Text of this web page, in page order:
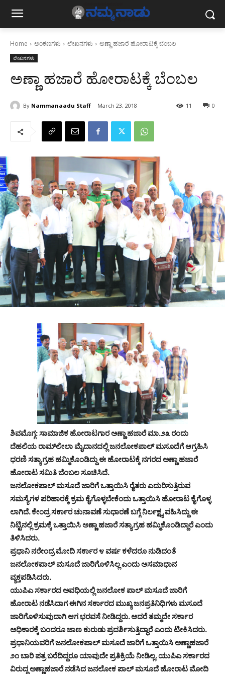
Home ಅಂಕಣಗಳು ಲೇಖನಗಳು ಅಣ್ಣಾ ಹಜಾರೆ ಹೋರಾಟಕ್ಕೆ ಬೆಂಬಲ
ಲೇಖನಗಳು
ಅಣ್ಣಾ ಹಜಾರೆ ಹೋರಾಟಕ್ಕೆ ಬೆಂಬಲ
By Nammanaadu Staff March 23, 2018 0
11
ಶಿವಮೊಗ್ಗ: ಸಾಮಾಜಿಕ ಹೋರಾಟಗಾರ ಅಣ್ಣಾ ಹಜಾರೆ ಮಾ.೨೩ ರಂದು
ದೆಹಲಿಯ ರಾಮ್‌ಲೀಲಾ ಮೈದಾನದಲ್ಲಿ ಜನಲೋಕಪಾಲ್ ಮಸೂದೆಗೆ ಆಗ್ರಹಿಸಿ
ಧರಣಿ ಸತ್ಯಾಗ್ರಹ ಹಮ್ಮಿಕೊಂಡಿದ್ದು ಈ ಹೋರಾಟಕ್ಕೆ ನಗರದ ಅಣ್ಣಾ ಹಜಾರೆ
ಹೋರಾಟ ಸಮಿತಿ ಬೆಂಬಲ ಸೂಚಿಸಿದೆ.
ಜನಲೋಕಪಾಲ್ ಮಸೂದೆ ಜಾರಿಗೆ ಒತ್ತಾಯಿಸಿ ರೈತರು ಎದುರಿಸುತ್ತಿರುವ
ಸಮಸ್ಯೆಗಳ ಪರಿಹಾರಕ್ಕೆ ಕ್ರಮ ಕೈಗೊಳ್ಳಬೇಕೆಂದು ಒತ್ತಾಯಿಸಿ ಹೋರಾಟ ಕೈಗೊಳ್ಳ
ಲಾಗಿದೆ. ಕೇಂದ್ರ ಸರ್ಕಾರ ಚುನಾವಣೆ ಸುಧಾರಣೆ ಬಗ್ಗೆ ನಿರ್ಲಕ್ಷ್ಯ ವಹಿಸಿದ್ದು ಈ
ನಿಟ್ಟಿನಲ್ಲಿ ಕ್ರಮಕ್ಕೆ ಒತ್ತಾಯಿಸಿ ಅಣ್ಣಾ ಹಜಾರೆ ಸತ್ಯಾಗ್ರಹ ಹಮ್ಮಿಕೊಂಡಿದ್ದಾರೆ ಎಂದು
ತಿಳಿಸಿದರು.
ಪ್ರಧಾನಿ ನರೇಂದ್ರ ಮೋದಿ ಸರ್ಕಾರ ೪ ವರ್ಷ ಕಳೆದರೂ ನುಡಿದಂತೆ
ಜನಲೋಕಪಾಲ್ ಮಸೂದೆ ಜಾರಿಗೊಳಿಸಿಲ್ಲ ಎಂದು ಅಸಮಾಧಾನ
ವ್ಯಕ್ತಪಡಿಸಿದರು.
ಯುಪಿಎ ಸರ್ಕಾರದ ಅವಧಿಯಲ್ಲಿ ಜನಲೋಕ ಪಾಲ್ ಮಸೂದೆ ಜಾರಿಗೆ
ಹೋರಾಟ ನಡೆಸಿದಾಗ ಈಗಿನ ಸರ್ಕಾರದ ಮುಖ್ಯ ಜನಪ್ರತಿನಿಧಿಗಳು ಮಸೂದೆ
ಜಾರಿಗೊಳಿಸುವುದಾಗಿ ಆಗ ಭರವಸೆ ನೀಡಿದ್ದರು. ಆದರೆ ತಮ್ಮದೇ ಸರ್ಕಾರ
ಅಧಿಕಾರಕ್ಕೆ ಬಂದರೂ ಜಾಣ ಕುರುಡು ಪ್ರದರ್ಶಿಸುತ್ತಿದ್ಧಾರೆ ಎಂದು ಟೀಕಿಸಿದರು.
ಪ್ರಧಾನಿಯವರಿಗೆ ಜನಲೋಕಪಾಲ್ ಮಸೂದೆ ಜಾರಿಗೆ ಒತ್ತಾಯಿಸಿ ಅಣ್ಣಾಹಜಾರೆ
೨೧ ಬಾರಿ ಪತ್ರ ಬರೆದಿದ್ದರೂ ಯಾವುದೇ ಪ್ರತಿಕ್ರಿಯೆ ನೀಡಿಲ್ಲ. ಯುಪಿಎ ಸರ್ಕಾರದ
ವಿರುದ್ದ ಅಣ್ಣಾಹಜಾರೆ ನಡೆಸಿದ ಜನಲೋಕ ಪಾಲ್ ಮಸೂದೆ ಹೋರಾಟ ಮೋದಿ